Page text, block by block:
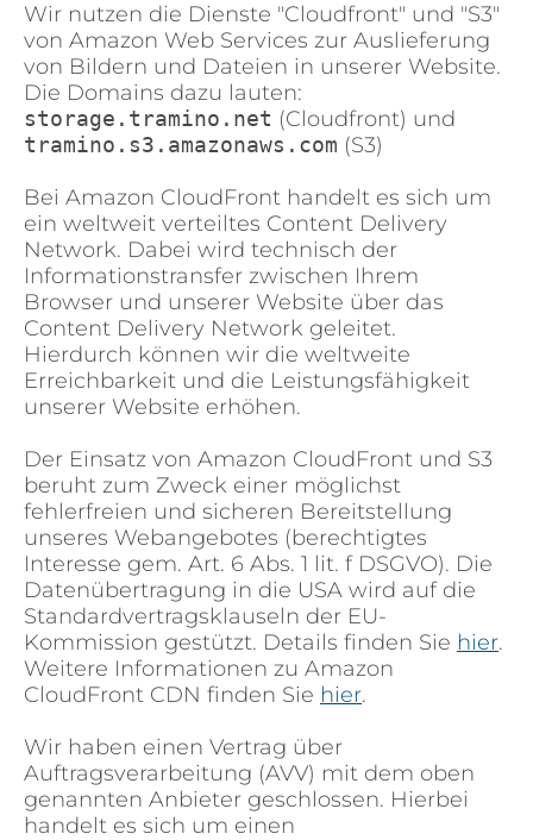
Wir nutzen die Dienste "Cloudfront" und "S3"
von Amazon Web Services zur Auslieferung
von Bildern und Dateien in unserer Website.
Die Domains dazu lauten:
storage.tramino.net (Cloudfront) und
tramino.s3.amazonaws.com (S3)
Bei Amazon CloudFront handelt es sich um
ein weltweit verteiltes Content Delivery
Network. Dabei wird technisch der
Informationstransfer zwischen Ihrem
Browser und unserer Website über das
Content Delivery Network geleitet.
Hierdurch können wir die weltweite
Erreichbarkeit und die Leistungsfähigkeit
unserer Website erhöhen.
Der Einsatz von Amazon CloudFront und S3
beruht zum Zweck einer möglichst
fehlerfreien und sicheren Bereitstellung
unseres Webangebotes (berechtigtes
Interesse gem. Art. 6 Abs. 1 lit. f DSGVO). Die
Datenübertragung in die USA wird auf die
Standardvertragsklauseln der EU-
Kommission gestützt. Details finden Sie hier.
Weitere Informationen zu Amazon
CloudFront CDN finden Sie hier.
Wir haben einen Vertrag über
Auftragsverarbeitung (AVV) mit dem oben
genannten Anbieter geschlossen. Hierbei
handelt es sich um einen